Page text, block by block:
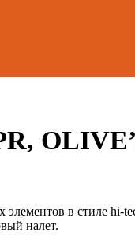
в стиле hi-
налет.